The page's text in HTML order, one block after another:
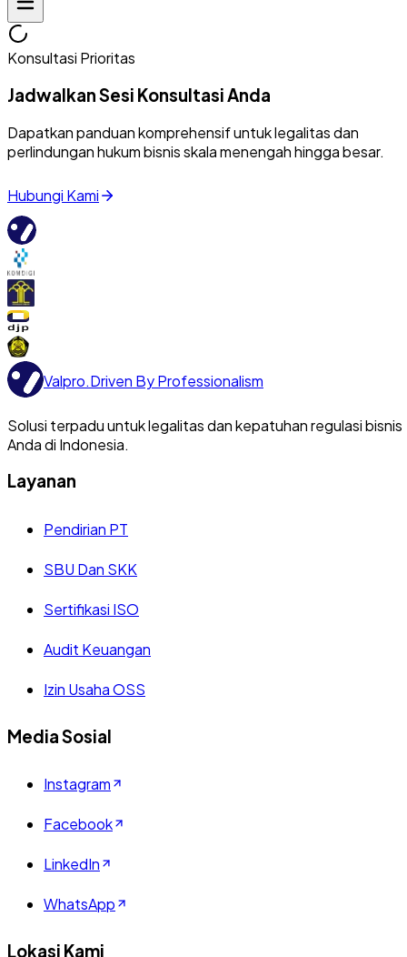
Konsultasi Prioritas
Jadwalkan Sesi Konsultasi Anda
Dapatkan panduan komprehensif untuk legalitas dan
perlindungan hukum bisnis skala menengah hingga besar.
Hubungi Kami
Valpro.Driven By Professionalism
Solusi terpadu untuk legalitas dan kepatuhan regulasi bisnis
Anda di Indonesia.
Layanan
Pendirian PT
SBU Dan SKK
Sertifikasi ISO
Audit Keuangan
Izin Usaha OSS
Media Sosial
Instagram
Facebook
LinkedIn
WhatsApp
Lokasi Kami